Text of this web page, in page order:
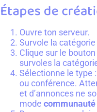
Étapes de
Ouvre ton serveur.
Survole la
Clique sur le
survoles la
Sélectionne le type
ou conférence.
et d’annonces ne
mode communauté